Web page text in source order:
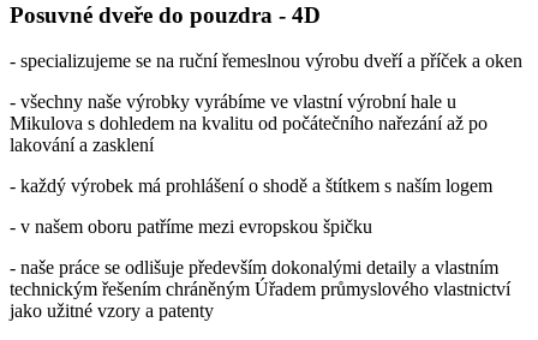
Posuvné dveře do pouzdra - 4D
- specializujeme se na ruční řemeslnou výrobu dveří a příček a oken
- všechny naše výrobky vyrábíme ve vlastní výrobní hale u
Mikulova s ​​​​dohledem na kvalitu od počátečního nařezání až po
lakování a zasklení
- každý výrobek má prohlášení o shodě a štítkem s naším logem
- v našem oboru patříme mezi evropskou špičku
- naše práce se odlišuje především dokonalými detaily a vlastním
technickým řešením chráněným Úřadem průmyslového vlastnictví
jako užitné vzory a patenty